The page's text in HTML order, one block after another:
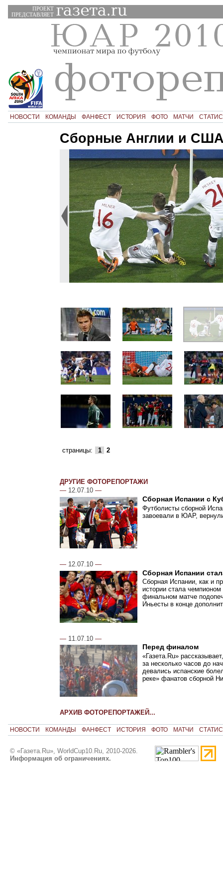
ПРОЕКТ
ПРЕДСТАВЛЯЕТ
НОВОСТИ КОМАНДЫ ФАНФЕСТ ИСТОРИЯ ФОТО МАТЧИ
Сборные Англии и
страницы: 1 2
ДРУГИЕ ФОТОРЕПОРТАЖИ
— 12.07.10 —
Сборная Испании с
Футболисты сборной
завоевали в ЮАР,
— 12.07.10 —
Сборная Испании
Сборная Испании, как и
истории стала
финальном матче
Иньесты в конце
— 11.07.10 —
Перед финалом
«Газета.Ru»
за несколько часов до
девались испанские
реке» фанатов сборной
АРХИВ ФОТОРЕПОРТАЖЕЙ...
НОВОСТИ КОМАНДЫ ФАНФЕСТ ИСТОРИЯ ФОТО МАТЧИ
© «Газета.Ru», WorldCup10.Ru, 2010-2026.
Информация об ограничениях.